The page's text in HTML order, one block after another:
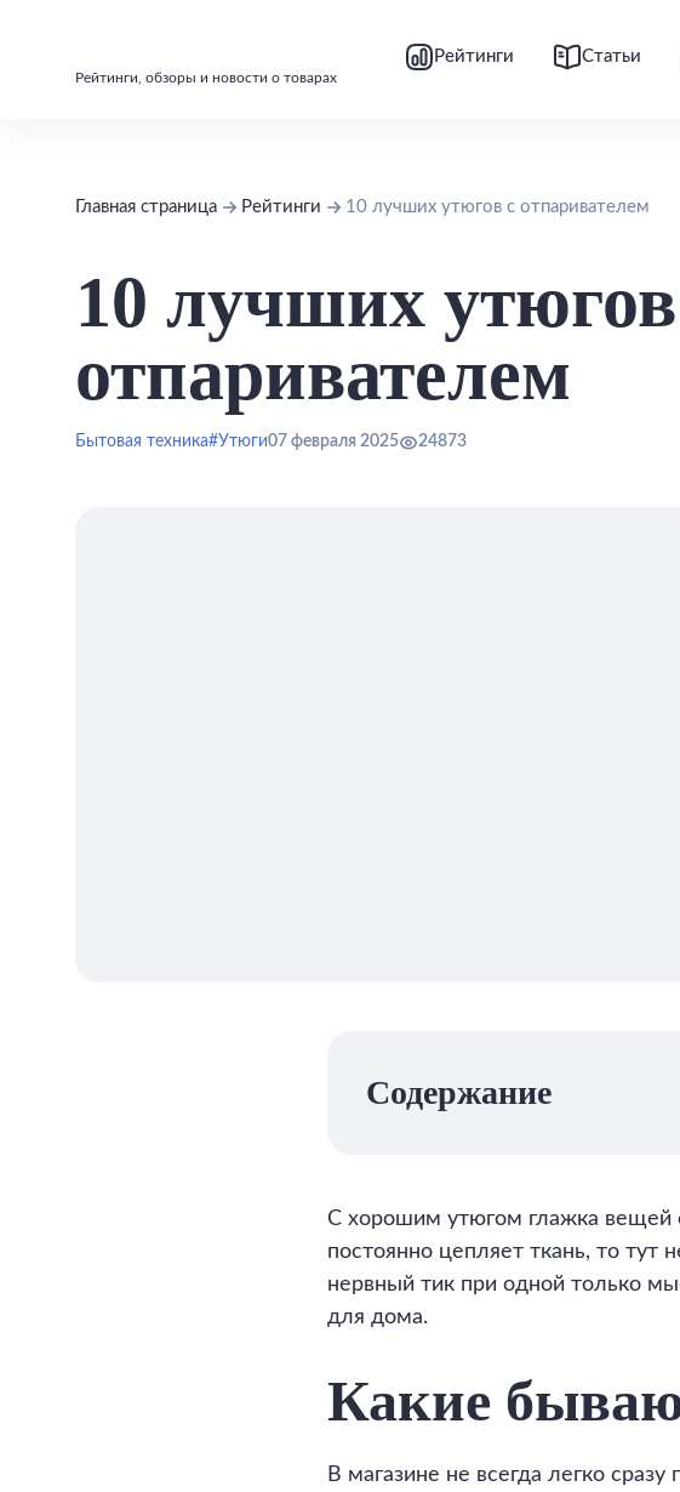
Рейтинги, обзоры и новости о товарах
Рейтинги Статьи
Главная страница Рейтинги 10 лучших утюгов с отпаривателем
10 лучших
отпаривателем
Бытовая техника#Утюги07 февраля 2025 24873
Содержание
С хорошим утюгом глажка вещей
постоянно цепляет ткань, то тут
нервный тик при одной только
для дома.
Какие
В магазине не всегда легко